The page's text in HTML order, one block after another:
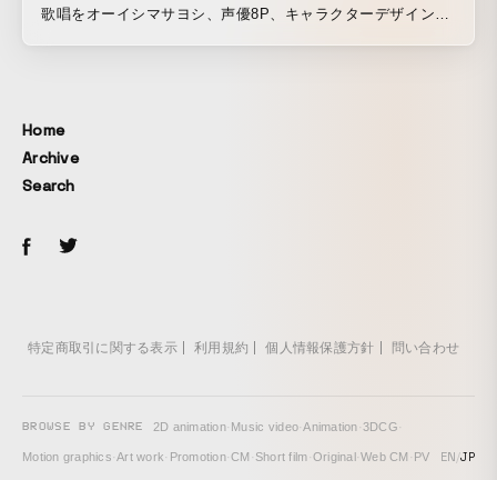
歌唱をオーイシマサヨシ、声優8P、キャラクターデザイン
Home
Archive
Search
特定商取引に関する表示 利用規約 個人情報保護方針 問い合わせ
BROWSE BY GENRE 2D animation· Music video·Animation·3DCG·
Motion graphics·Art work· Promotion·CM · Short film·Original ·Web CM · PV EN/JP